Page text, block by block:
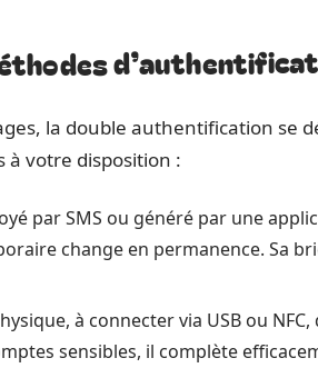
la double authentification se
à votre disposition :
par SMS ou généré par une
change en permanence. Sa
à connecter via USB ou
sensibles, il complète